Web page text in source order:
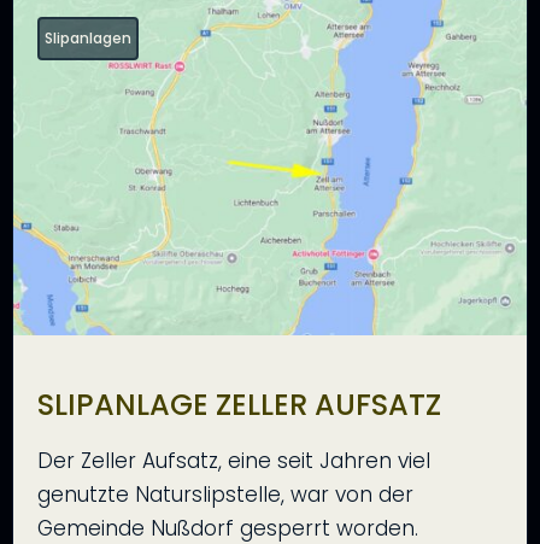
Slipanlagen
SLIPANLAGE ZELLER AUFSATZ
Der Zeller Aufsatz, eine seit Jahren viel
genutzte Naturslipstelle, war von der
Gemeinde Nußdorf gesperrt worden.